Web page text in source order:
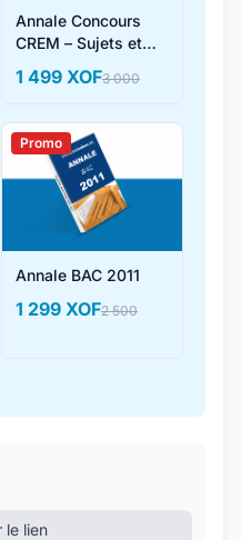
Annale Concours
CREM – Sujets et
1 499 XOF3 000
Promo
Annale BAC 2011
1 299 XOF2 500
le lien